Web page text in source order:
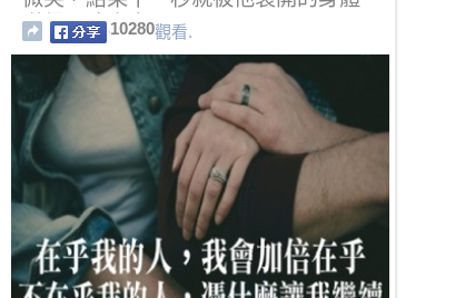
嚇得靈魂亂竄！
10280觀看.